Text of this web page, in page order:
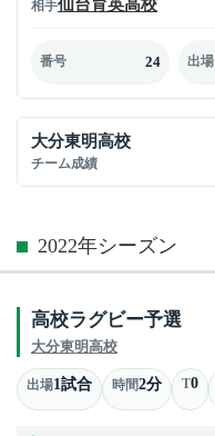
相手
番号 24 出場
大分東明高校
チーム成績
2022年シーズン
高校ラグビー予選
大分東明高校
出場1試合 時間2分 T0